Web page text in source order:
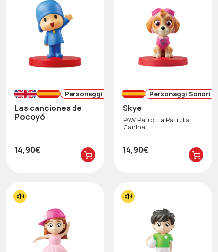
Personaggi Sonori
Las canciones de
Pocoyó
14,90€
Personaggi Sonori
Skye
PAW Patrol La Patrulla
Canina
14,90€